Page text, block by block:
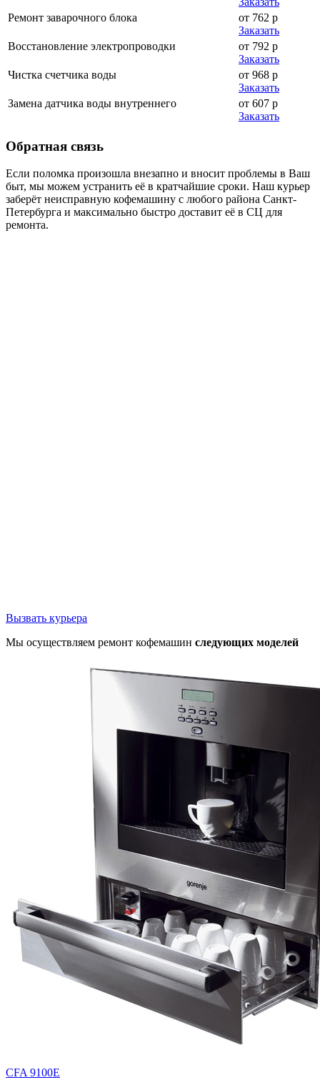
Ремонт заварочного блока
от 762 р
Заказать
Восстановление электропроводки
от 792 р
Заказать
Чистка счетчика воды
от 968 р
Заказать
Замена датчика воды внутреннего
от 607 р
Заказать
Обратная связь
Если поломка произошла внезапно и вносит проблемы в Ваш
быт, мы можем устранить её в кратчайшие сроки. Наш курьер
заберёт неисправную кофемашину с любого района Санкт-
Петербурга и максимально быстро доставит её в СЦ для
ремонта.
Вызвать курьера
Мы осуществляем ремонт кофемашин следующих моделей
CFA 9100E